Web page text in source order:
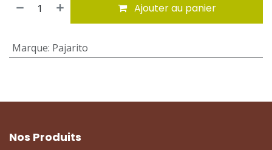
Ajouter au panier
Marque: Pajarito
Nos Produits